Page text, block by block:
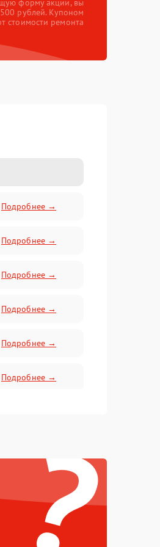
форму акции, вы
рублей. Купоном
стоимости ремонта
Подробнее →
Подробнее →
Подробнее →
Подробнее →
Подробнее →
Подробнее →
Подробнее →
?